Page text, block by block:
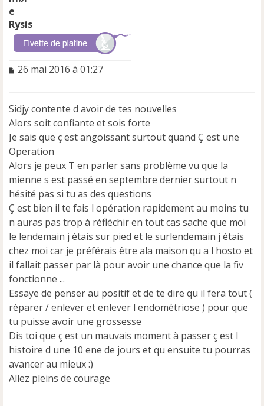
Rysis
M
s
a
g
e
n
o
n
l
u
26 mai 2016 à 01:27
Sidjy contente d avoir de tes nouvelles
Alors soit confiante et sois forte
Je sais que ç est angoissant surtout quand Ç est une
Operation
Alors je peux T en parler sans problème vu que la
mienne s est passé en septembre dernier surtout n
hésité pas si tu as des questions
Ç est bien il te fais l opération rapidement au moins tu
n auras pas trop à réfléchir en tout cas sache que moi
le lendemain j étais sur pied et le surlendemain j étais
chez moi car je préférais être ala maison qu a l hosto et
il fallait passer par là pour avoir une chance que la fiv
fonctionne ...
Essaye de penser au positif et de te dire qu il fera tout (
réparer / enlever et enlever l endométriose ) pour que
tu puisse avoir une grossesse
Dis toi que ç est un mauvais moment à passer ç est l
histoire d une 10 ene de jours et qu ensuite tu pourras
avancer au mieux :)
Allez pleins de courage